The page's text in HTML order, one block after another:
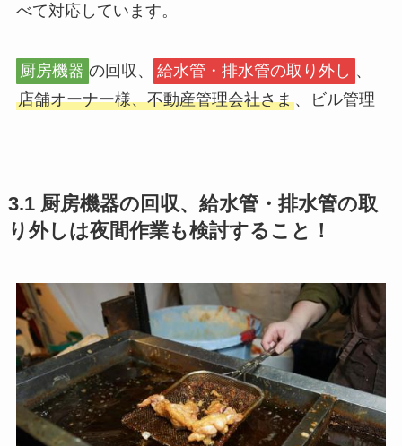
べて対応しています。
厨房機器 の回収、 給水管・排水管の取り外し 、
店舗オーナー様、不動産管理会社さま、ビル管理
3.1 厨房機器の回収、給水管・排水管の取
り外しは夜間作業も検討すること！